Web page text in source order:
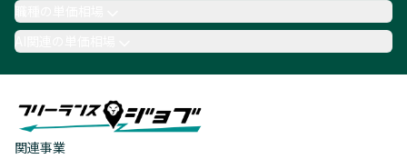
職種の単価相場
AI関連の単価相場
関連事業